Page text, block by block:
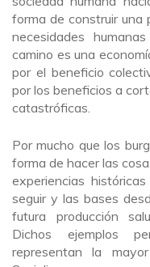
forma de construir una
necesidades
camino es una
por el beneficio
por los beneficios a
catastróficas.
Por mucho que los
forma de hacer las
experiencias
seguir y las bases
futura producción
Dichos ejemplos
representan la